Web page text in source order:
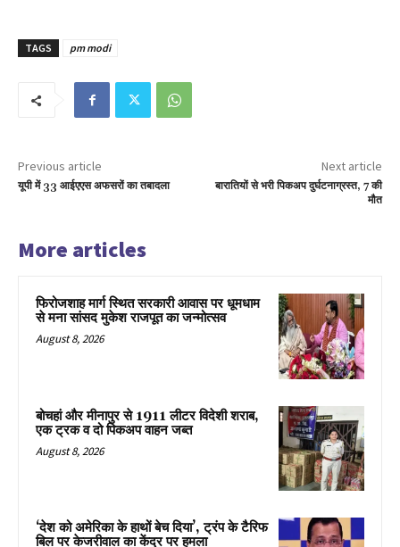
TAGS pm modi
Previous article
यूपी में 33 आईएएस अफसरों का तबादला
Next article
बारातियों से भरी पिकअप दुर्घटनाग्रस्त, 7 की
मौत
More articles
फिरोजशाह मार्ग स्थित सरकारी आवास पर धूमधाम
से मना सांसद मुकेश राजपूत का जन्मोत्सव
August 8, 2026
बोचहां और मीनापुर से 1911 लीटर विदेशी शराब,
एक ट्रक व दो पिकअप वाहन जब्त
August 8, 2026
‘देश को अमेरिका के हाथों बेच दिया’, ट्रंप के टैरिफ
बिल पर केजरीवाल का केंद्र पर हमला